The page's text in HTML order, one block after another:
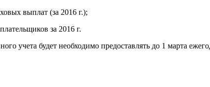
выплат (за 2016 г.);
за 2016 г.
учета будет необходимо предоставлять до 1 марта